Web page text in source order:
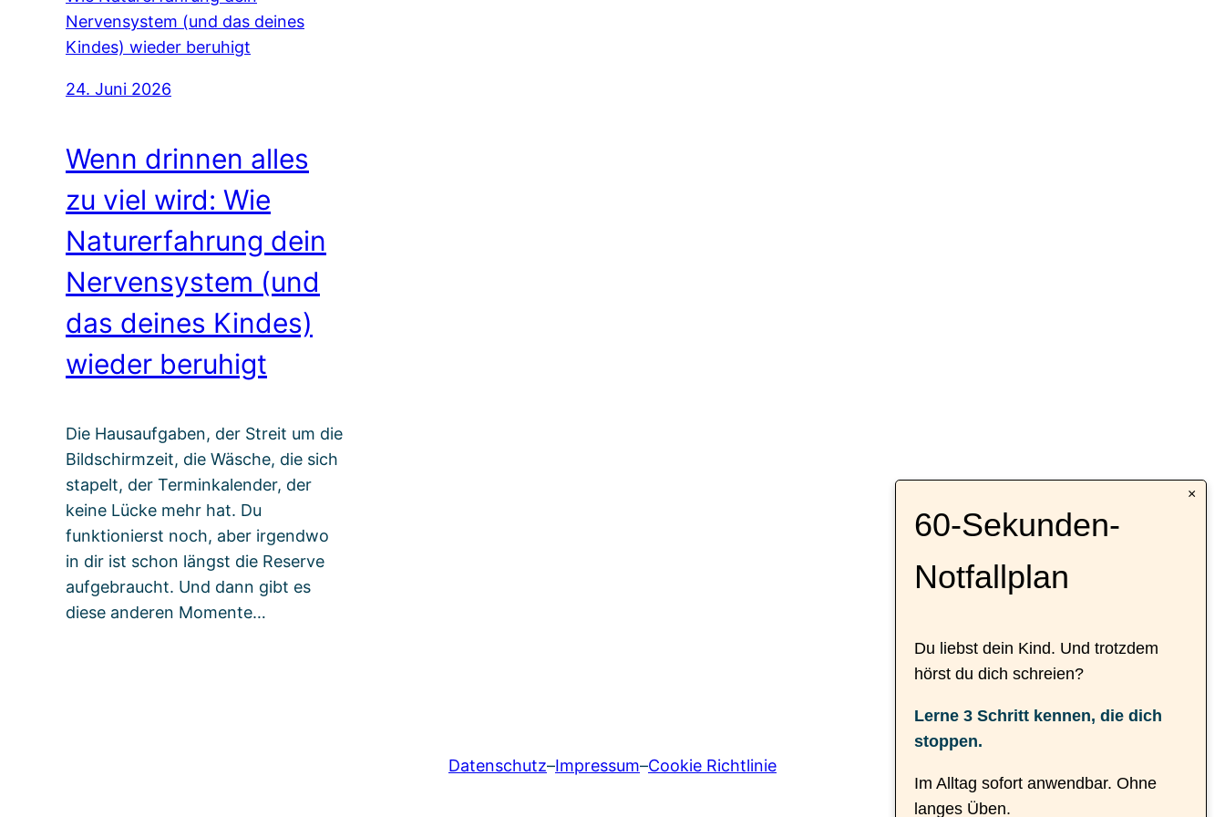
×
60-Sekunden-
Notfallplan
Du liebst dein Kind. Und trotzdem
hörst du dich schreien?
Lerne 3 Schritt kennen, die dich
stoppen.
Im Alltag sofort anwendbar. Ohne
langes Üben.
24. Juni 2026
Wenn drinnen alles
zu viel wird: Wie
Naturerfahrung dein
Nervensystem (und
das deines Kindes)
wieder beruhigt
Die Hausaufgaben, der Streit um die
Bildschirmzeit, die Wäsche, die sich
stapelt, der Terminkalender, der
keine Lücke mehr hat. Du
funktionierst noch, aber irgendwo
in dir ist schon längst die Reserve
aufgebraucht. Und dann gibt es
diese anderen Momente…
Datenschutz–Impressum–Cookie Richtlinie